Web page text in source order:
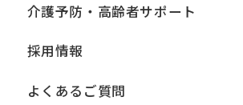
介護予防・高齢者サポート
採用情報
よくあるご質問